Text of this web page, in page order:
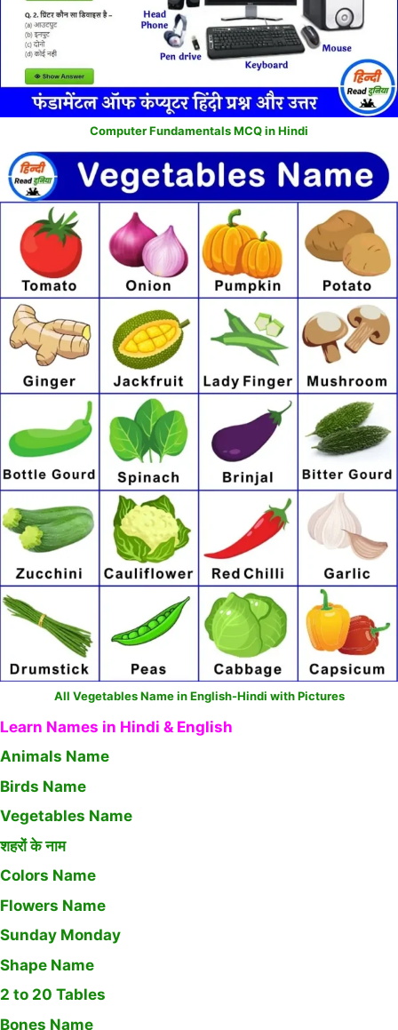
Computer Fundamentals MCQ in Hindi
All Vegetables Name in English-Hindi with Pictures
Learn Names in Hindi & English
Animals Name
Birds Name
Vegetables Name
शहरों के नाम
Colors Name
Flowers Name
Sunday Monday
Shape Name
2 to 20 Tables
Bones Name